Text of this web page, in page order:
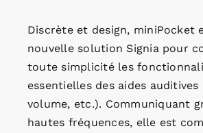
Discrète et design, miniPocket
nouvelle solution Signia pour
toute simplicité les
essentielles des aides auditives
volume, etc.). Communiquant
hautes fréquences, elle est